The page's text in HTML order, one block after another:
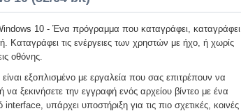
10 - Ένα πρόγραμμα που καταγράφει, καταγράφει
Καταγράφει τις ενέργειες των χρηστών με ήχο, ή χωρίς
οθόνης.
εξοπλισμένο με εργαλεία που σας επιτρέπουν να
ξεκινήσετε την εγγραφή ενός αρχείου βίντεο με ένα
υπάρχει υποστήριξη για τις πιο σχετικές, κοινές